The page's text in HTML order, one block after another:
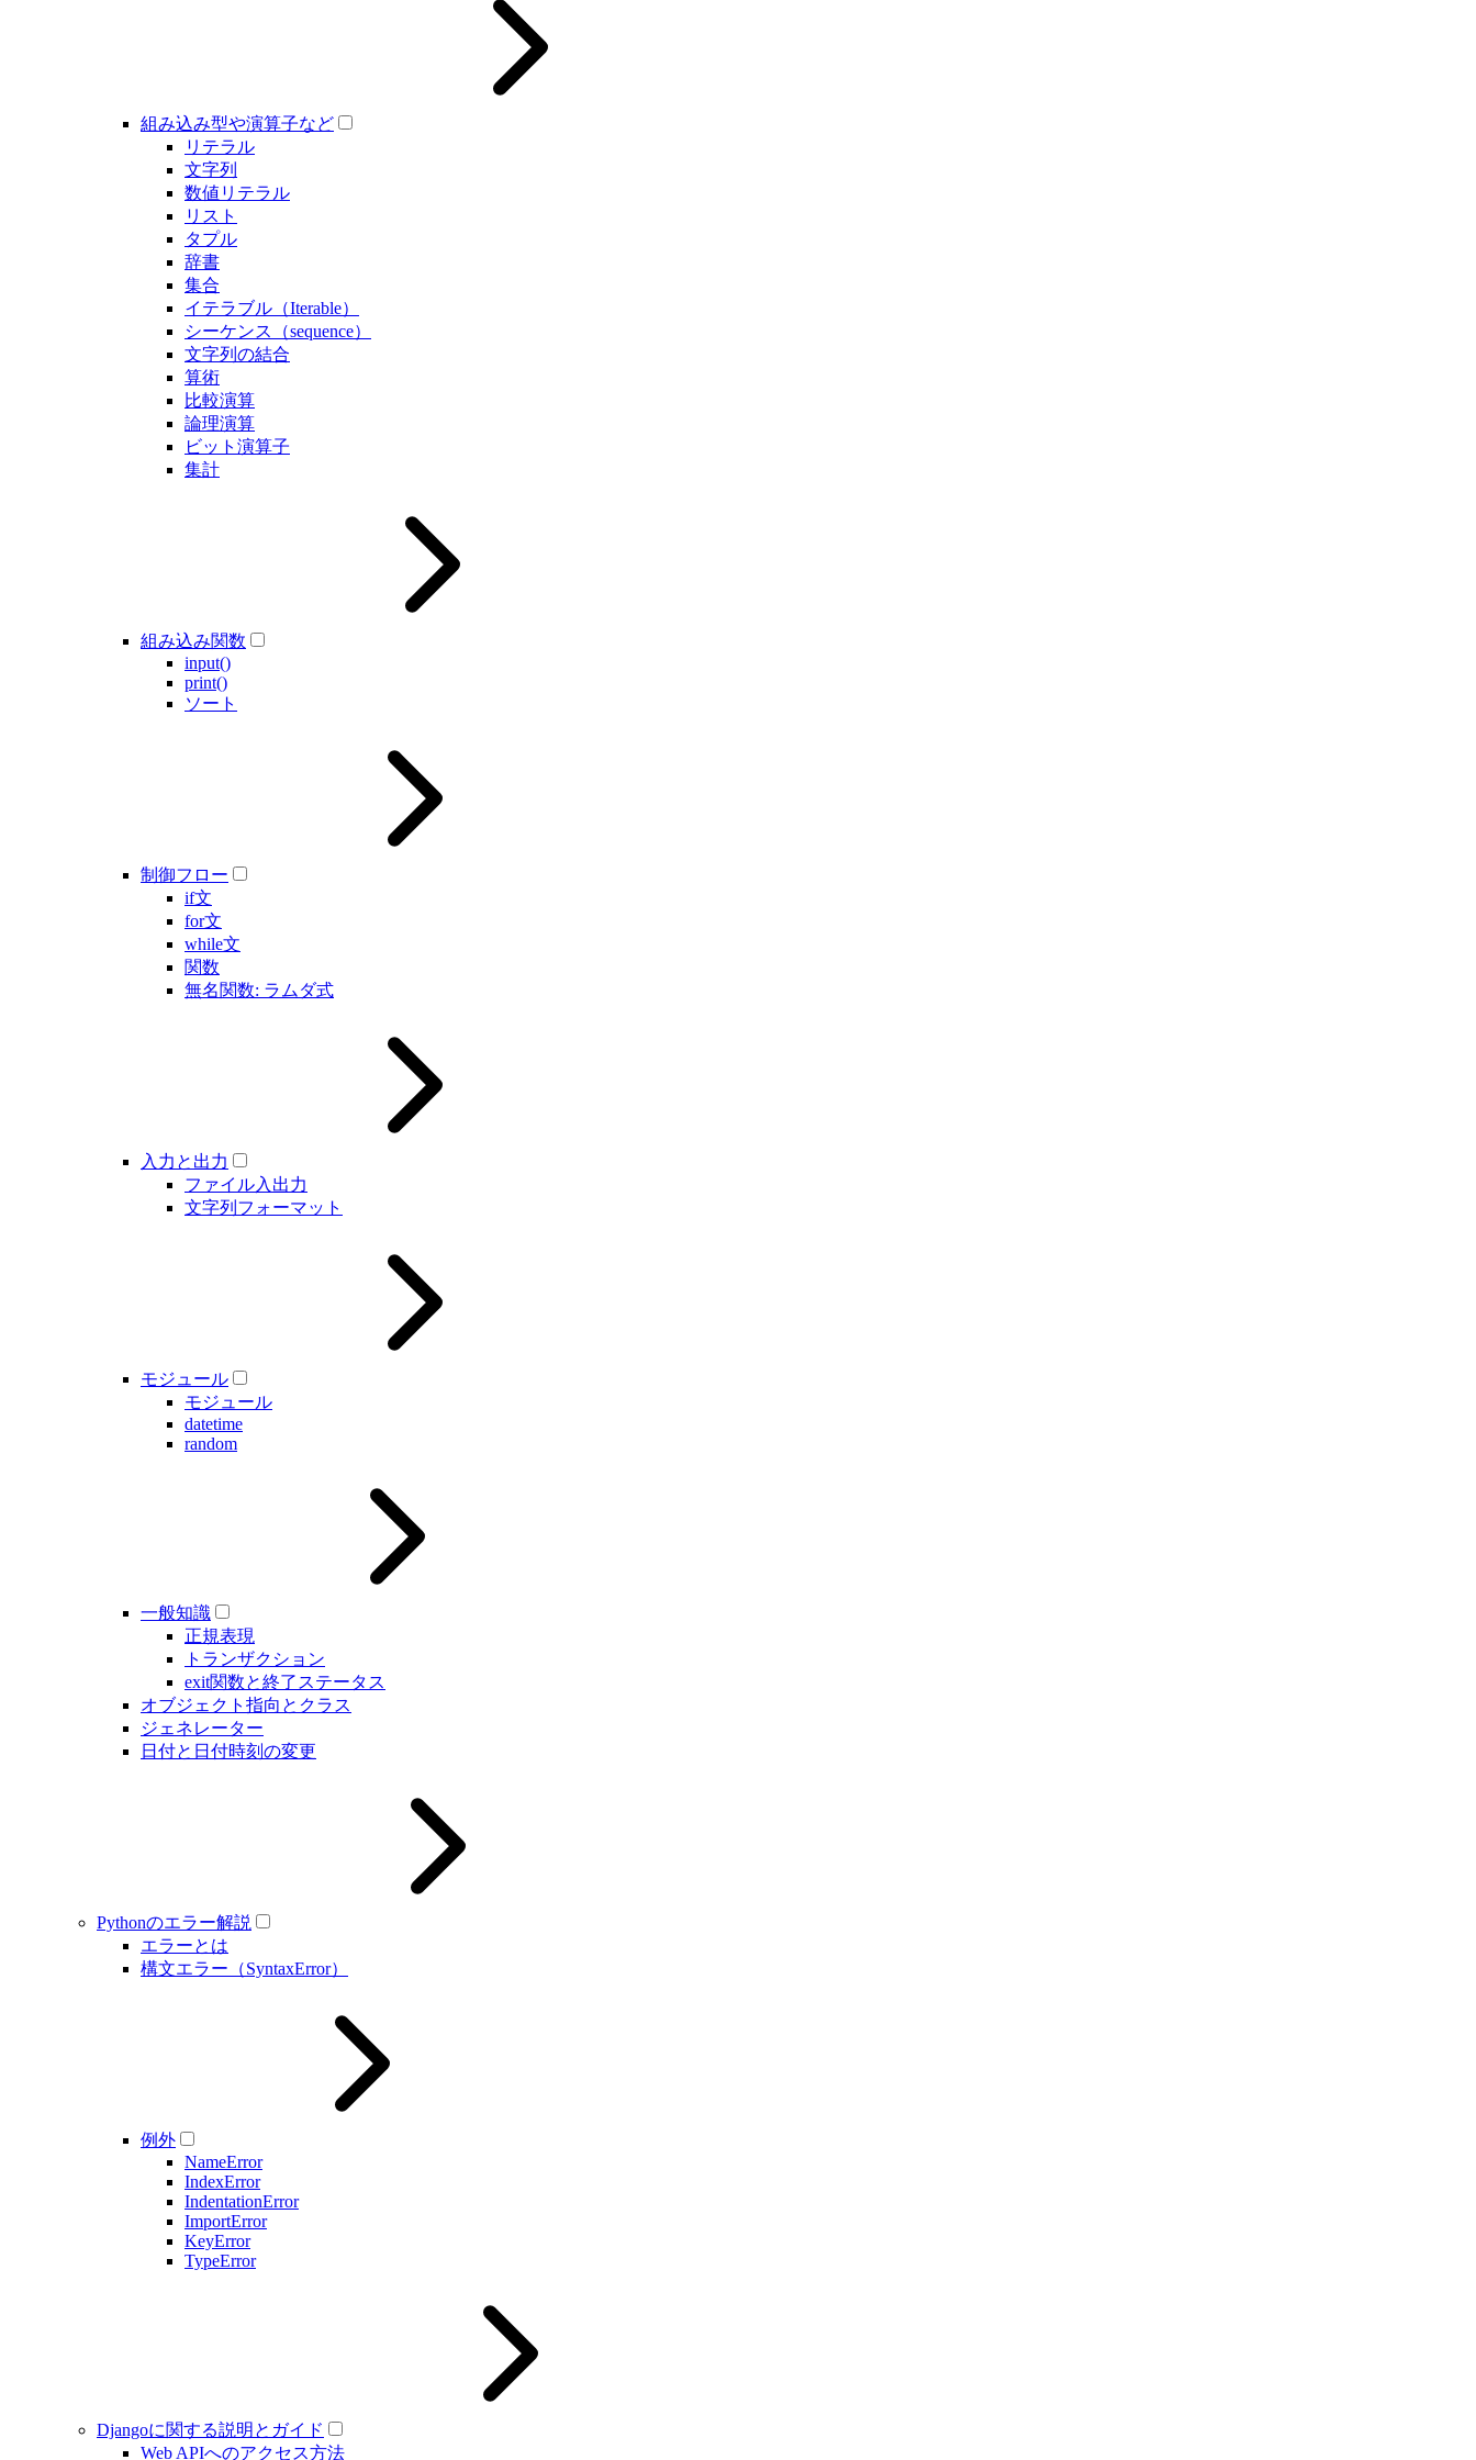
組み込み型や演算子など
リテラル
文字列
数値リテラル
リスト
タプル
辞書
集合
イテラブル（Iterable）
シーケンス（sequence）
文字列の結合
算術
比較演算
論理演算
ビット演算子
集計
組み込み関数
input()
print()
ソート
制御フロー
if文
for文
while文
関数
無名関数: ラムダ式
入力と出力
ファイル入出力
文字列フォーマット
モジュール
モジュール
datetime
random
一般知識
正規表現
トランザクション
exit関数と終了ステータス
オブジェクト指向とクラス
ジェネレーター
日付と日付時刻の変更
Pythonのエラー解説
エラーとは
構文エラー（SyntaxError）
例外
NameError
IndexError
IndentationError
ImportError
KeyError
TypeError
Djangoに関する説明とガイド
Web APIへのアクセス方法